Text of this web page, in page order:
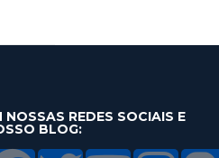
NOSSAS REDES SOCIAIS E
BLOG: